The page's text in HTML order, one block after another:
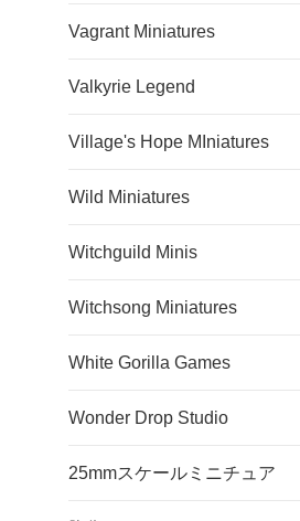
Vagrant Miniatures
Valkyrie Legend
Village's Hope MIniatures
Wild Miniatures
Witchguild Minis
Witchsong Miniatures
White Gorilla Games
Wonder Drop Studio
25mmスケールミニチュア